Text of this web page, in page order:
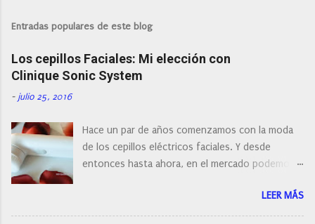
Entradas populares de este blog
Los cepillos Faciales: Mi elección con
Clinique Sonic System
- julio 25, 2016
Hace un par de años comenzamos con la moda
de los cepillos eléctricos faciales. Y desde
entonces hasta ahora, en el mercado podemos
con diferentes características, a pilas, a batería,
cepillos de rotación o de oscilación... y
LEER MÁS